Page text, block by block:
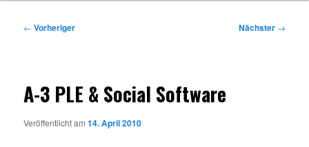
Beitragsnavigation
← Vorheriger Nächster →
A-3 PLE & Social Software
Veröffentlicht am14. April 2010